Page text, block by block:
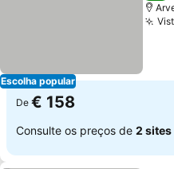
Escolha popular
De € 158
Consulte os preços de 2 sites